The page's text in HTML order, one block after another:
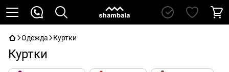
Одежда Куртки
Куртки